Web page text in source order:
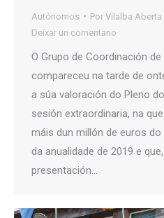
Autónomos Por Vilalba Aberta
Deixar un comentario
O Grupo de Coordinación
compareceu na tarde de
a súa valoración do Pleno
sesión extraordinaria, na
máis dun millón de euros
da anualidade de 2019 e
presentación…